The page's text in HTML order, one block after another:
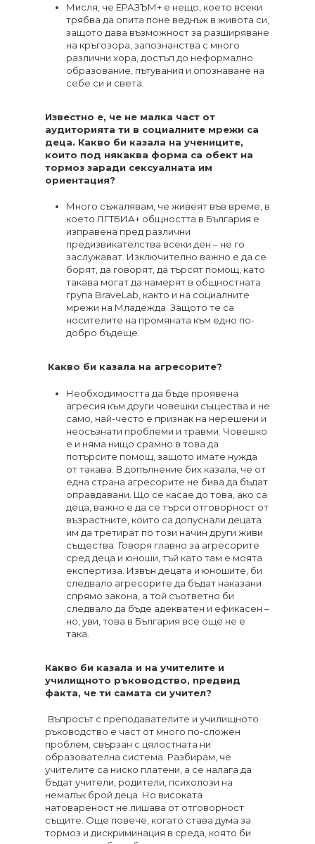
Мисля, че ЕРАЗЪМ+ е нещо, което всеки
трябва да опита поне веднъж в живота си,
защото дава възможност за разширяване
на кръгозора, запознанства с много
различни хора, достъп до неформално
образование, пътувания и опознаване на
себе си и света.
Известно е, че не малка част от
аудиторията ти в социалните мрежи са
деца. Какво би казала на учениците,
които под някаква форма са обект на
тормоз заради сексуалната им
ориентация?
Много съжалявам, че живеят във време, в
което ЛГТБИА+ общността в България е
изправена пред различни
предизвикателства всеки ден – не го
заслужават. Изключително важно е да се
борят, да говорят, да търсят помощ, като
такава могат да намерят в общностната
група BraveLab, както и на социалните
мрежи на Младежда. Защото те са
носителите на промяната към едно по-
добро бъдеще.
Какво би казала на агресорите?
Необходимостта да бъде проявена
агресия към други човешки същества и не
само, най-често е признак на нерешени и
неосъзнати проблеми и травми. Човешко
е и няма нищо срамно в това да
потърсите помощ, защото имате нужда
от такава. В допълнение бих казала, че от
една страна агресорите не бива да бъдат
оправдавани. Що се касае до това, ако са
деца, важно е да се търси отговорност от
възрастните, които са допуснали децата
им да третират по този начин други живи
същества. Говоря главно за агресорите
сред деца и юноши, тъй като там е моята
експертиза. Извън децата и юношите, би
следвало агресорите да бъдат наказани
спрямо закона, а той съответно би
следвало да бъде адекватен и ефикасен –
но, уви, това в България все още не е
така.
Какво би казала и на учителите и
училищното ръководство, предвид
факта, че ти самата си учител?
Въпросът с преподавателите и училищното
ръководство е част от много по-сложен
проблем, свързан с цялостната ни
образователна система. Разбирам, че
учителите са ниско платени, а се налага да
бъдат учители, родители, психолози на
немалък брой деца. Но високата
натовареност не лишава от отговорност
същите. Още повече, когато става дума за
тормоз и дискриминация в среда, която би